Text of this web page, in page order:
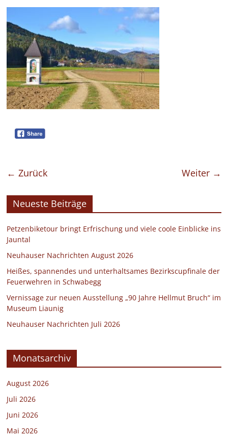
← Zurück Weiter →
Neueste Beiträge
Petzenbiketour bringt Erfrischung und viele coole Einblicke ins
Jauntal
Neuhauser Nachrichten August 2026
Heißes, spannendes und unterhaltsames Bezirkscupfinale der
Feuerwehren in Schwabegg
Vernissage zur neuen Ausstellung „90 Jahre Hellmut Bruch“ im
Museum Liaunig
Neuhauser Nachrichten Juli 2026
Monatsarchiv
August 2026
Juli 2026
Juni 2026
Mai 2026